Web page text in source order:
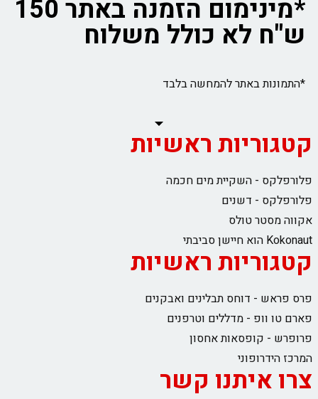
*מינימום הזמנה באתר 150
ש"ח לא כולל משלוח
*התמונות באתר להמחשה בלבד
קטגוריות ראשיות
פלורפלקס - השקיית מים חכמה
פלורפלקס - דשנים
אקווה מסטר טולס
Kokonaut הוא חיישן סביבתי
קטגוריות ראשיות
פרס פראש - דוחס תבלינים ואבקנים
פארם טו וופ - מדללים וטרפנים
פרופרש - קופסאות אחסון
המרכז הידרופוני
צרו איתנו קשר